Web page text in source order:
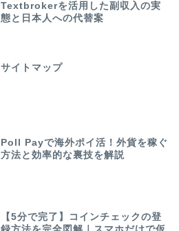
Textbrokerを活用した副収入の実
態と日本人への代替案
サイトマップ
Poll Payで海外ポイ活！外貨を稼ぐ
方法と効率的な裏技を解説
【5分で完了】コインチェックの登